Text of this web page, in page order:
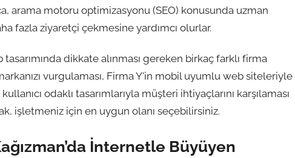
arama motoru optimizasyonu (SEO) konusunda uzman
fazla ziyaretçi çekmesine yardımcı olurlar.
dikkate alınması gereken birkaç farklı firma
vurgulaması, Firma Y'in mobil uyumlu web siteleriyle
odaklı tasarımlarıyla müşteri ihtiyaçlarını karşılaması
işletmeniz için en uygun olanı seçebilirsiniz.
İnternetle Büyüyen